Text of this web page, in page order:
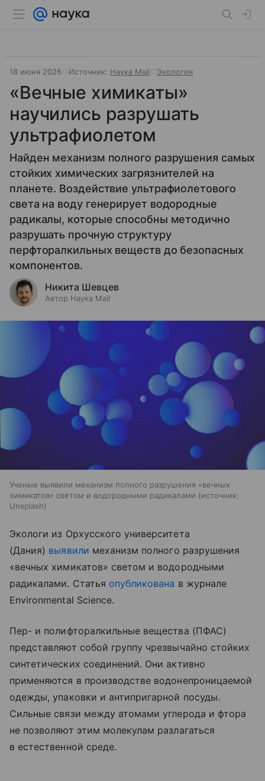
18 июня 2026 Источник: Наука Mail Экология
«Вечные химикаты»
научились разрушать
ультрафиолетом
Найден механизм полного разрушения самых
стойких химических загрязнителей на
планете. Воздействие ультрафиолетового
света на воду генерирует водородные
радикалы, которые способны методично
разрушать прочную структуру
перфторалкильных веществ до безопасных
компонентов.
Никита Шевцев
Автор Наука Mail
Ученые выявили механизм полного разрушения «вечных
химикатов» светом и водородными радикалами
источник:
Unsplash
Экологи из Орхусского университета
(Дания) выявили механизм полного разрушения
«вечных химикатов» светом и водородными
радикалами. Статья опубликована в журнале
Environmental Science.
Пер- и полифторалкильные вещества (ПФАС)
представляют собой группу чрезвычайно стойких
синтетических соединений. Они активно
применяются в производстве водонепроницаемой
одежды, упаковки и антипригарной посуды.
Сильные связи между атомами углерода и фтора
не позволяют этим молекулам разлагаться
в естественной среде.